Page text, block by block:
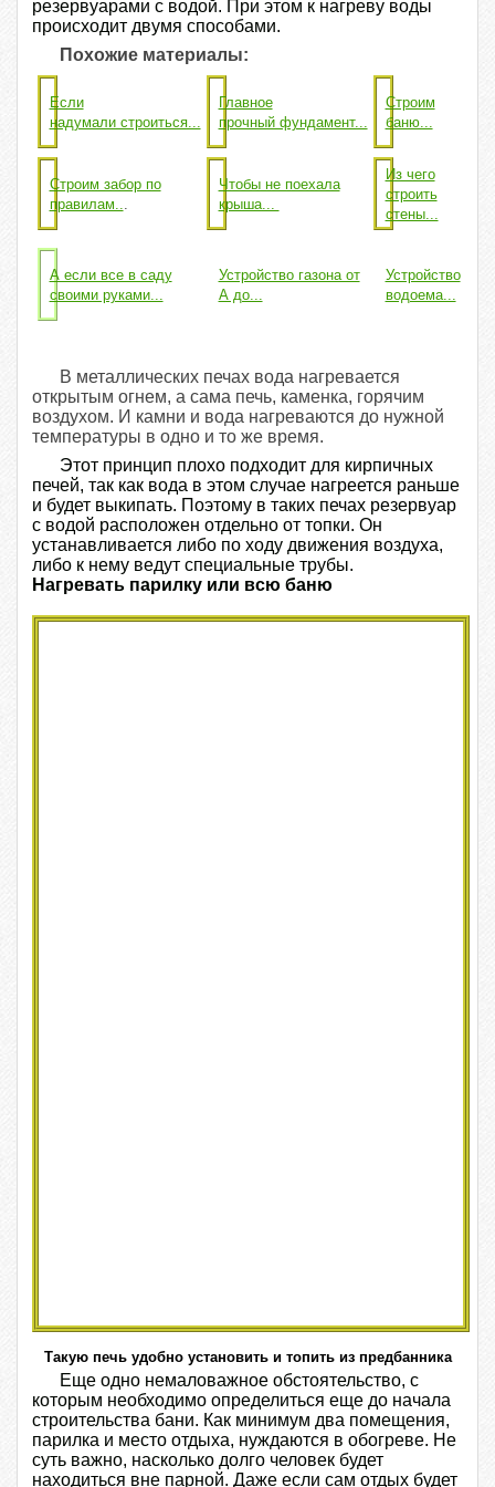
резервуарами с водой. При этом к нагреву воды
происходит двумя способами.
Похожие материалы:
Если
надумали строиться...
Главное
прочный фундамент...
Строим
баню...
Строим забор по
правилам..
Чтобы не поехала
крыша...
Из чего
строить
стены...
А если все в саду
своими руками...
Устройство газона от
А до...
Устройство
водоема...
В металлических печах вода нагревается
открытым огнем, а сама печь, каменка, горячим
воздухом. И камни и вода нагреваются до нужной
температуры в одно и то же время.
Этот принцип плохо подходит для кирпичных
печей, так как вода в этом случае нагреется раньше
и будет выкипать. Поэтому в таких печах резервуар
с водой расположен отдельно от топки. Он
устанавливается либо по ходу движения воздуха,
либо к нему ведут специальные трубы.
Нагревать парилку или всю баню
Такую печь удобно установить и топить из предбанника
Еще одно немаловажное обстоятельство, с
которым необходимо определиться еще до начала
строительства бани. Как минимум два помещения,
парилка и место отдыха, нуждаются в обогреве. Не
суть важно, насколько долго человек будет
находиться вне парной. Даже если сам отдых будет